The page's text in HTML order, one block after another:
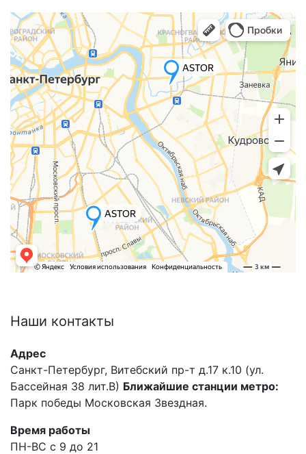
Наши контакты
Адрес
Санкт-Петербург, Витебский пр-т д.17 к.10 (ул.
Бассейная 38 лит.В) Ближайшие станции метро:
Парк победы Московская Звездная.
Время работы
ПН-ВС с 9 до 21